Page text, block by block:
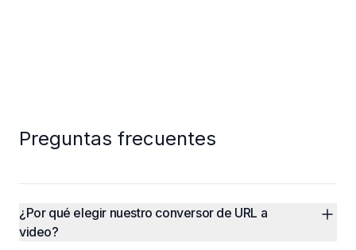
Preguntas frecuentes
¿Por qué elegir nuestro conversor de URL a
video?